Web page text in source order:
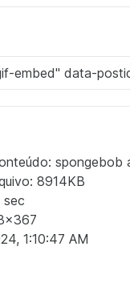
spongebob
8914KB
sec
1:10:47 AM